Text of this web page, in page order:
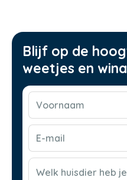
Blijf op de
weetjes en
Voornaam
E-
mail
(Vereist)
CAPTCHA
Welk huisdier heb